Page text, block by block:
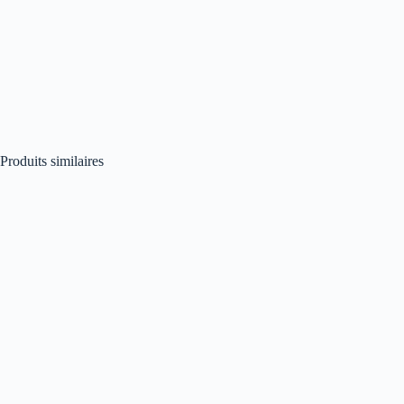
Produits similaires